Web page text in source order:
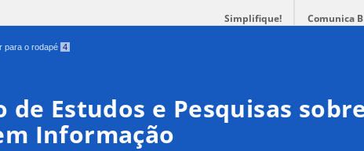
Simplifique! Comunica
para o rodapé 4
de Estudos e Pesquisas
Informação